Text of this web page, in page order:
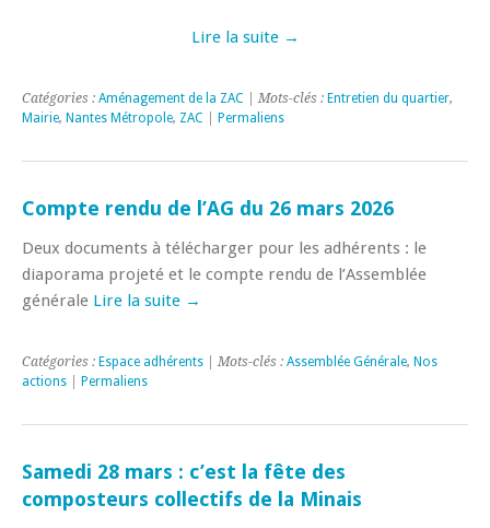
Lire la suite →
Catégories : Aménagement de la ZAC | Mots-clés : Entretien du quartier,
Mairie, Nantes Métropole, ZAC Permaliens
Compte rendu de l’AG du 26 mars 2026
Deux documents à télécharger pour les adhérents : le
diaporama projeté et le compte rendu de l’Assemblée
générale Lire la suite →
Catégories : Espace adhérents | Mots-clés : Assemblée Générale, Nos
actions
Permaliens
Samedi 28 mars : c’est la fête des
composteurs collectifs de la Minais